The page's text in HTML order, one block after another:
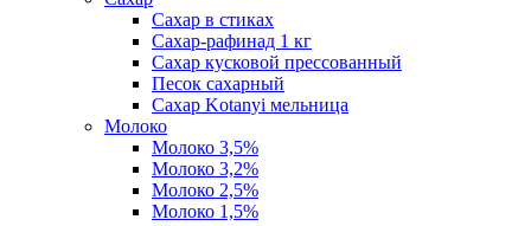
Сахар в стиках
Сахар-рафинад 1 кг
Сахар кусковой прессованный
Песок сахарный
Сахар Kotanyi мельница
Молоко
Молоко 3,5%
Молоко 3,2%
Молоко 2,5%
Молоко 1,5%